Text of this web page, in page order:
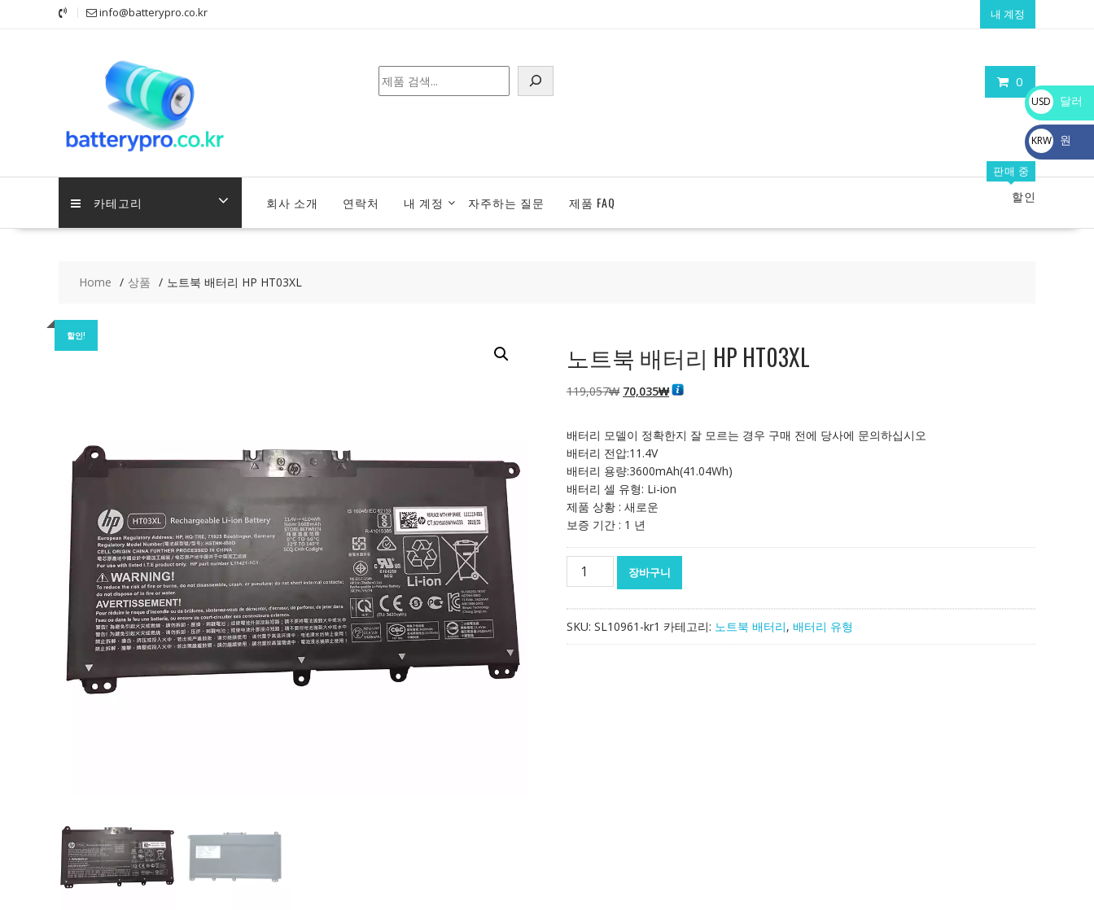
info@batterypro.co.kr 내 계정
0
검
색
카테고리 회사 소개 연락처 내 계정 자주하는 질문 제품 FAQ
판매 중
할인
Home 상품 노트북 배터리 HP HT03XL
할인!
노트북 배터리 HP HT03XL
119,057₩ 원
격:
119,057₩
70,035₩현
격:
배터리 모델이 정확한지 잘 모르는 경우 구매 전에 당사에 문의하십시오
배터리 전압:11.4V
배터리 용량:3600mAh(41.04Wh)
배터리 셀 유형: Li-ion
제품 상황 : 새로운
보증 기간 : 1 년
터
장바구니
SKU: SL10961-kr1 카테고리: 노트북 배터리, 배터리 유형
USD
$
달러
KRW
₩
원